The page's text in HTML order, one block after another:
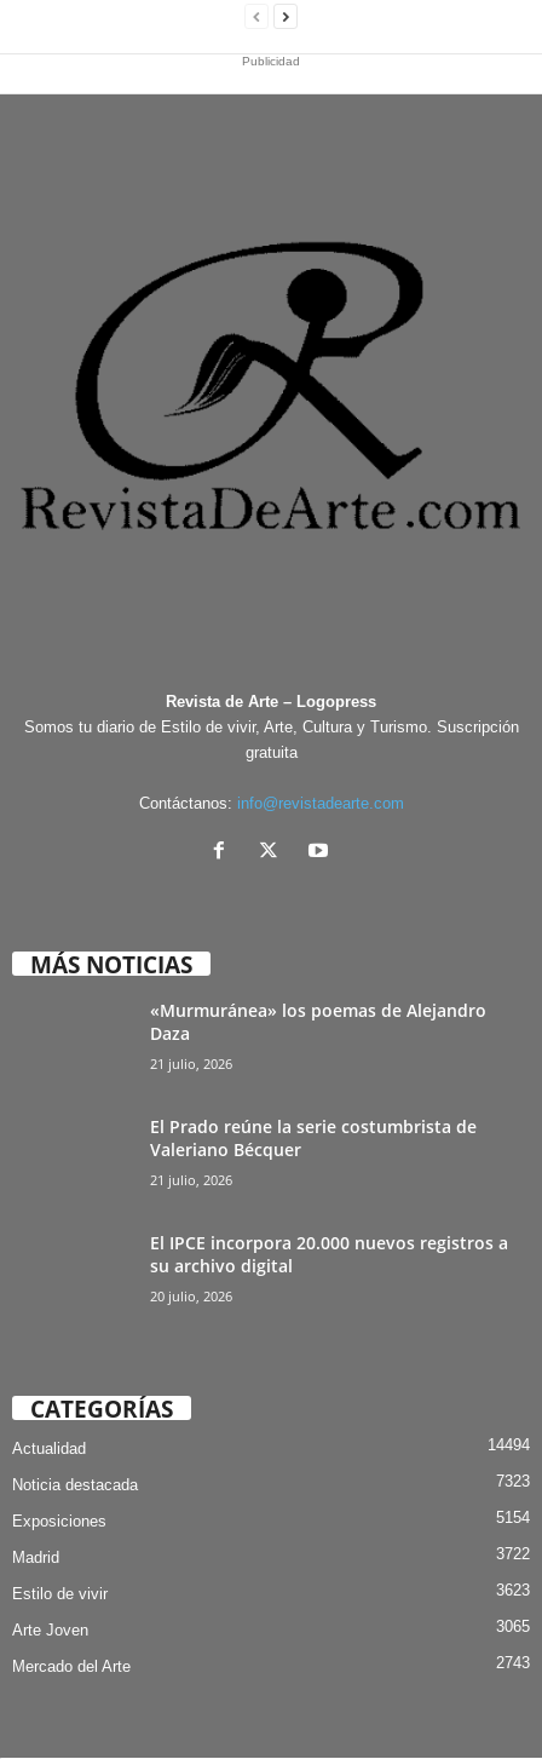
Publicidad
Revista de Arte – Logopress
Somos tu diario de Estilo de vivir, Arte, Cultura y Turismo. Suscripción
gratuita
Contáctanos: info@revistadearte.com
MÁS NOTICIAS
«Murmuránea» los poemas de Alejandro
Daza
21 julio, 2026
El Prado reúne la serie costumbrista de
Valeriano Bécquer
21 julio, 2026
El IPCE incorpora 20.000 nuevos registros a
su archivo digital
20 julio, 2026
CATEGORÍAS
Actualidad 14494
Noticia destacada 7323
Exposiciones 5154
Madrid 3722
Estilo de vivir 3623
Arte Joven 3065
Mercado del Arte 2743